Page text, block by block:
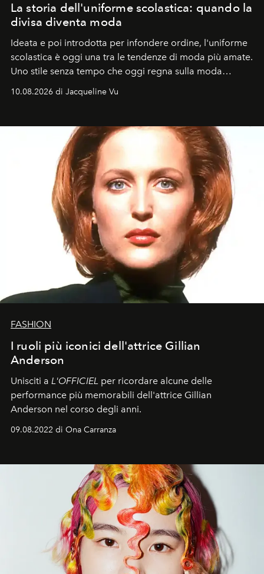
La storia dell'uniforme scolastica: quando la
divisa diventa moda
Ideata e poi introdotta per infondere ordine, l'uniforme
scolastica è oggi una tra le tendenze di moda più amate.
Uno stile senza tempo che oggi regna sulla moda
tradizionale e sulla cultura pop.
10.08.2026 di Jacqueline Vu
FASHION
I ruoli più iconici dell'attrice Gillian
Anderson
Unisciti a L'OFFICIEL per ricordare alcune delle
performance più memorabili dell'attrice Gillian
Anderson nel corso degli anni.
09.08.2022 di Ona Carranza